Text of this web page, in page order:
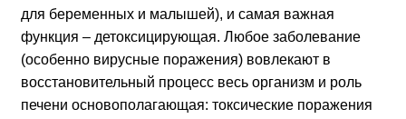
для беременных и малышей), и самая важная
функция – детоксицирующая. Любое заболевание
(особенно вирусные поражения) вовлекают в
восстановительный процесс весь организм и роль
печени основополагающая: токсические поражения